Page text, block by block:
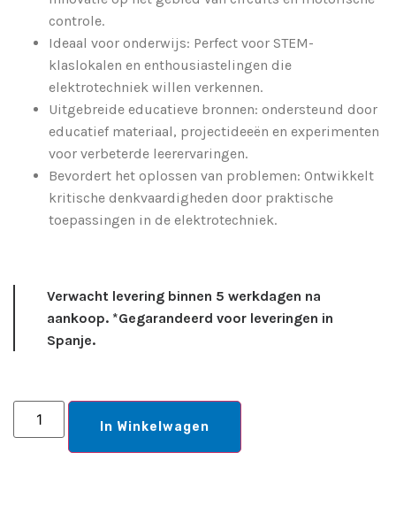
controle.
Ideaal voor onderwijs: Perfect voor STEM-
klaslokalen en enthousiastelingen die
elektrotechniek willen verkennen.
Uitgebreide educatieve bronnen: ondersteund door
educatief materiaal, projectideeën en experimenten
voor verbeterde leerervaringen.
Bevordert het oplossen van problemen: Ontwikkelt
kritische denkvaardigheden door praktische
toepassingen in de elektrotechniek.
Verwacht levering binnen 5 werkdagen na
aankoop. *Gegarandeerd voor leveringen in
Spanje.
In Winkelwagen